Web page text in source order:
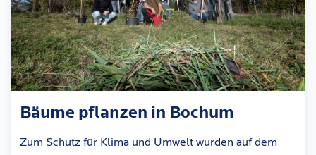
Bäume pflanzen in Bochum
Zum Schutz für Klima und Umwelt wurden auf dem